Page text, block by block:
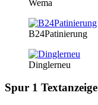
Wema
B24Patinierung
Dinglerneu
Spur 1 Textanzeige